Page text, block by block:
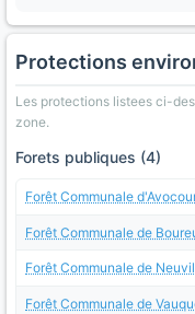
Protections
Les protections listees ci-
zone.
Forets publiques (4)
Forêt Communale
Forêt Communale de
Forêt Communale de
Forêt Communale de